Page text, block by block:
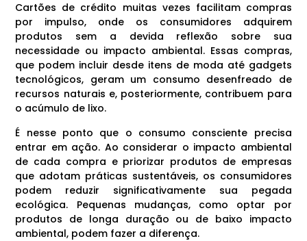
Cartões de crédito muitas vezes facilitam compras
por impulso, onde os consumidores adquirem
produtos sem a devida reflexão sobre sua
necessidade ou impacto ambiental. Essas compras,
que podem incluir desde itens de moda até gadgets
tecnológicos, geram um consumo desenfreado de
recursos naturais e, posteriormente, contribuem para
o acúmulo de lixo.
É nesse ponto que o consumo consciente precisa
entrar em ação. Ao considerar o impacto ambiental
de cada compra e priorizar produtos de empresas
que adotam práticas sustentáveis, os consumidores
podem reduzir significativamente sua pegada
ecológica. Pequenas mudanças, como optar por
produtos de longa duração ou de baixo impacto
ambiental, podem fazer a diferença.